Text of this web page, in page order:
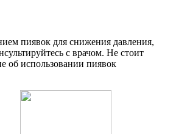
пиявок для снижения давления,
с врачом. Не стоит
об использовании пиявок